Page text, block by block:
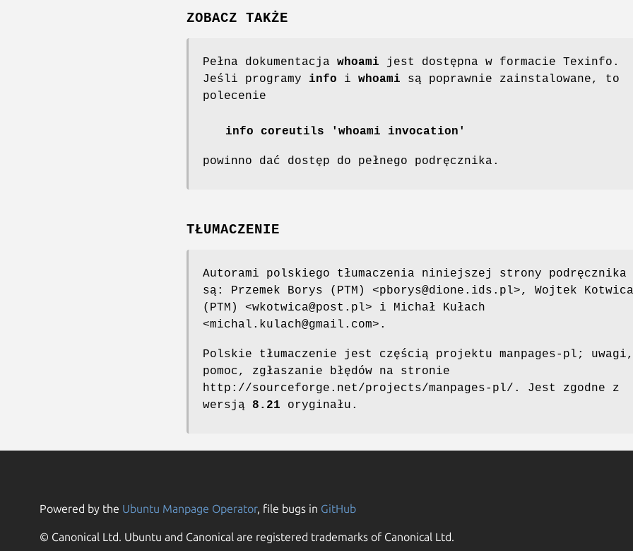
ZOBACZ TAKŻE
Pełna dokumentacja whoami jest dostępna w formacie Texinfo.
Jeśli programy info i whoami są poprawnie zainstalowane, to
polecenie
info coreutils 'whoami invocation'
powinno dać dostęp do pełnego podręcznika.
TŁUMACZENIE
Autorami polskiego tłumaczenia niniejszej strony podręcznika
są: Przemek Borys (PTM) <pborys@dione.ids.pl>, Wojtek Kotwica
(PTM) <wkotwica@post.pl> i Michał Kułach
<michal.kulach@gmail.com>.
Polskie tłumaczenie jest częścią projektu manpages-pl; uwagi,
pomoc, zgłaszanie błędów na stronie
http://sourceforge.net/projects/manpages-pl/. Jest zgodne z
wersją 8.21 oryginału.
Powered by the Ubuntu Manpage Operator, file bugs in GitHub
© Canonical Ltd. Ubuntu and Canonical are registered trademarks of Canonical Ltd.